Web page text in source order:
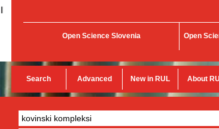
Open Science Slovenia Open
Search Advanced New in RUL About